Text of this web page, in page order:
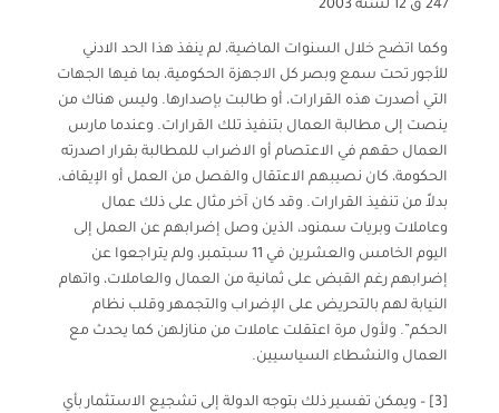
247 ق 12 لسنة 2003
وكما اتضح خلال السنوات الماضية، لم ينفذ هذا الحد الادني
للأجور تحت سمع وبصر كل الاجهزة الحكومية، بما فيها الجهات
التي أصدرت هذه القرارات، أو طالبت بإصدارها. وليس هناك من
ينصت إلى مطالبة العمال بتنفيذ تلك القرارات. وعندما مارس
العمال حقهم في الاعتصام أو الاضراب للمطالبة بقرار اصدرته
الحكومة، كان نصيبهم الاعتقال والفصل من العمل أو الإيقاف،
بدلاً من تنفيذ القرارات. وقد كان آخر مثال على ذلك عمال
وعاملات وبريات سمنود، الذين وصل إضرابهم عن العمل إلى
اليوم الخامس والعشرين في 11 سبتمبر
، ولم يتراجعوا عن
إضرابهم رغم القبض على ثمانية من العمال والعاملات، واتهام
النيابة لهم بالتحريض على الإضراب والتجمهر وقلب نظام
الحكم”. ولأول مرة اعتقلت عاملات من منازلهن كما يحدث مع
العمال والنشطاء السياسيين.
[3]
– ويمكن تفسير ذلك بتوجه الدولة إلى تشجيع الاستثمار بأي